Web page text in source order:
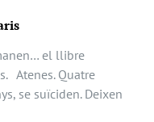
el llibre
Atenes. Quatre
se suïciden. Deixen